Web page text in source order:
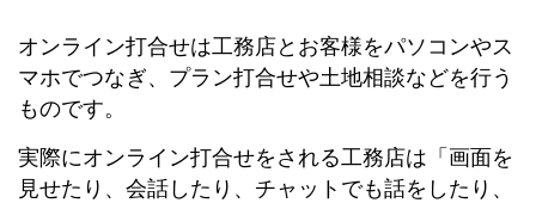
オンライン打合せは工務店とお客様をパソコンやス
マホでつなぎ、プラン打合せや土地相談などを行う
ものです。
実際にオンライン打合せをされる工務店は「画面を
見せたり、会話したり、チャットでも話をしたり、